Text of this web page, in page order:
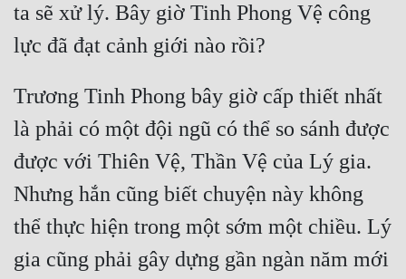
ta sẽ xử lý. Bây giờ Tinh Phong Vệ công
Trương Tinh Phong bây giờ cấp thiết nhất
là phải có một đội ngũ có thể so sánh được
được với Thiên Vệ, Thần Vệ của Lý gia.
Nhưng hắn cũng biết chuyện này không
thể thực hiện trong một sớm một chiều. Lý
gia cũng phải gây dựng gần ngàn năm mới